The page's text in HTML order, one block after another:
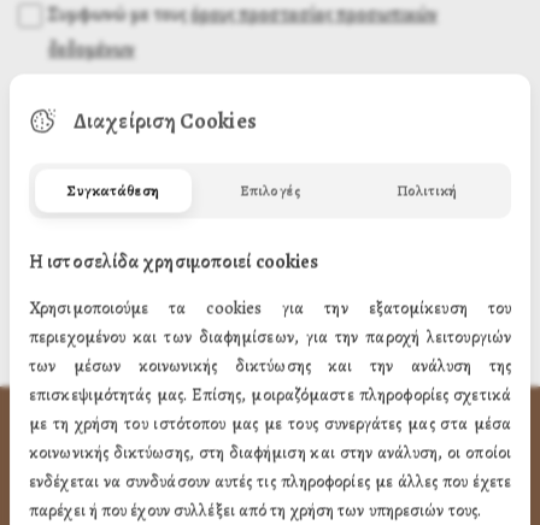
Συμφωνώ με τουςόρους προστασίας προσωπικών
δεδομένων
ΧΡΗΣΙΜA LINK
Προφίλ
Διαχείριση Cookies
Συγκατάθεση Επιλογές Πολιτική
Η ιστοσελίδα χρησιμοποιεί cookies
Χρησιμοποιούμε τα cookies για την εξατομίκευση του
περιεχομένου και των διαφημίσεων, για την παροχή λειτουργιών
των μέσων κοινωνικής δικτύωσης και την ανάλυση της
επισκεψιμότητάς μας. Επίσης, μοιραζόμαστε πληροφορίες σχετικά
με τη χρήση του ιστότοπου μας με τους συνεργάτες μας στα μέσα
κοινωνικής δικτύωσης, στη διαφήμιση και στην ανάλυση, οι οποίοι
ενδέχεται να συνδυάσουν αυτές τις πληροφορίες με άλλες που έχετε
παρέχει ή που έχουν συλλέξει από τη χρήση των υπηρεσιών τους.